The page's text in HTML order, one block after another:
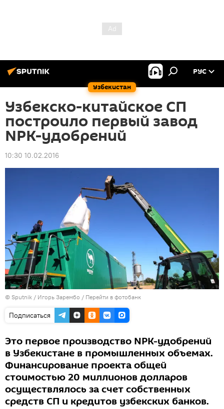
Узбекистан
РУС
Узбекско-китайское СП
построило первый завод
NPK-удобрений
10:30 10.02.2016
© Sputnik / Игорь Зарембо / Перейти в фотобанк
Подписаться
Это первое производство NPK-удобрений
в Узбекистане в промышленных объемах.
Финансирование проекта общей
стоимостью 20 миллионов долларов
осуществлялось за счет собственных
средств СП и кредитов узбекских банков.